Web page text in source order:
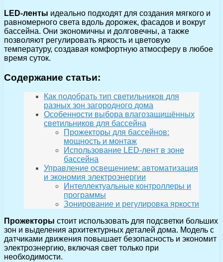
LED-ленты идеально подходят для создания мягкого и
равномерного света вдоль дорожек, фасадов и вокруг
бассейна. Они экономичны и долговечны, а также
позволяют регулировать яркость и цветовую
температуру, создавая комфортную атмосферу в любое
время суток.
Содержание статьи:
Как подобрать тип светильников для
разных зон загородного дома
Особенности выбора влагозащищённых
светильников для бассейна
Прожекторы для бассейнов:
мощность и монтаж
Использование LED-лент в зоне
бассейна
Управление освещением: автоматизация
и экономия электроэнергии
Интеллектуальные контроллеры и
программы
Зонирование и регулировка яркости
Прожекторы стоит использовать для подсветки больших
зон и выделения архитектурных деталей дома. Модель с
датчиками движения повышает безопасность и экономит
электроэнергию, включая свет только при
необходимости.